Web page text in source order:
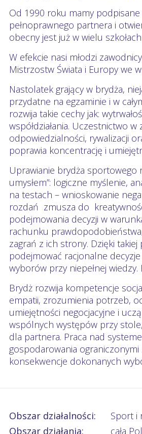
Od 1990 roku mamy
pełnoprawnego partnera i
obecny jest już w wielu
W efekcie nasi młodzi
Mistrzostw Świata i Europy we
Nastolatek grający w brydża,
przydatne na egzaminie i w
rozwija takie cechy jak:
współdziałania. Uczestnictwo
odpowiedzialności, rywalizacji
poprawia koncentrację i
Uprawianie brydża sportowego
umysłem”: logiczne myślenie,
na testach – wnioskowanie
rozdań zmusza do
podejmowania decyzji w
rachunku
zagrań z ich strony. Dzięki
podejmować racjonalne
wyborów przy niepełnej
Brydż rozwija kompetencje
empatii, zrozumienia potrzeb,
umiejętności negocjacyjne i
wspólnych występów przy
dla partnera. Praca nad
gospodarowania
konsekwencje dokonanych
Obszar działalności:
Sport i
Obszar działania:
cała